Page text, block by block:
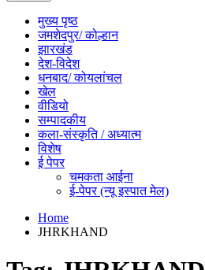
मुख्य पृष्ठ
जमशेदपुर/ कोल्हान
झारखंड
देश-विदेश
धनबाद/ कोयलांचल
खेल
वीडियो
सम्पादकीय
कला-संस्कृति / अध्यात्म
विशेष
ई पेपर
चमकता आईना
ई-पेपर (न्यू इस्पात मेल)
Home
JHRKHAND